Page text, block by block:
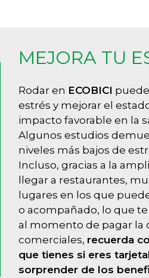
MEJORA TU
Rodar en ECOBICI
estrés y mejorar el
impacto favorable en la
Algunos estudios
niveles más bajos de
Incluso, gracias a la
llegar a restaurantes,
lugares en los que
o acompañado, lo que
al momento de pagar la
comerciales, recuerda
que tienes si eres
sorprender de los